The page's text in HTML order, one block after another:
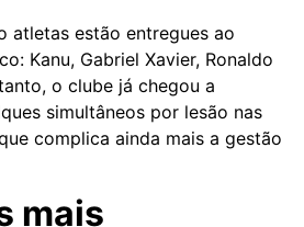
atletas estão entregues ao
Kanu, Gabriel Xavier, Ronaldo
o clube já chegou a
simultâneos por lesão nas
complica ainda mais a gestão
mais